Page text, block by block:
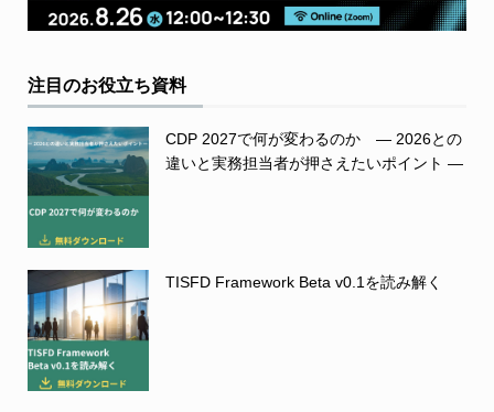
注目のお役立ち資料
CDP 2027で何が変わるのか ― 2026との
違いと実務担当者が押さえたいポイント ―
TISFD Framework Beta v0.1を読み解く